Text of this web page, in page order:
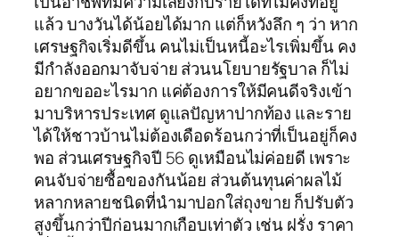
แล้ว บางวันได้น้อยได้มาก แต่ก็หวังลึก ๆ ว่า หาก
เศรษฐกิจเริ่มดีขึ้น คนไม่เป็นหนี้อะไรเพิ่มขึ้น คง
มีกำลังออกมาจับจ่าย ส่วนนโยบายรัฐบาล ก็ไม่
อยากขออะไรมาก แค่ต้องการให้มีคนดีจริงเข้า
มาบริหารประเทศ ดูแลปัญหาปากท้อง และราย
ได้ให้ชาวบ้านไม่ต้องเดือดร้อนกว่าที่เป็นอยู่ก็คง
พอ ส่วนเศรษฐกิจปี 56 ดูเหมือนไม่ค่อยดี เพราะ
คนจับจ่ายซื้อของกันน้อย ส่วนต้นทุนค่าผลไม้
หลากหลายชนิดที่นำมาปอกใส่ถุงขาย ก็ปรับตัว
สูงขึ้นกว่าปีก่อนมากเกือบเท่าตัว เช่น ฝรั่ง ราคา